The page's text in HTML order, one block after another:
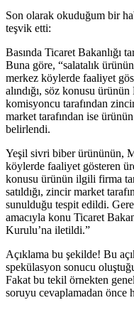
Son olarak okuduğum bir
teşvik etti:
Basında Ticaret Bakanlığı
Buna göre, “salatalık
merkez köylerde faaliyet
alındığı, söz konusu
komisyoncu tarafından
market tarafından ise
belirlendi.
Yeşil sivri biber ürününün,
köylerde faaliyet gösteren
konusu ürünün ilgili firma
satıldığı, zincir market
sunulduğu tespit edildi.
amacıyla konu Ticaret
Kurulu’na iletildi.”
Açıklama bu şekilde! Bu
spekülasyon sonucu
Fakat bu tekil örnekten
soruyu cevaplamadan önce